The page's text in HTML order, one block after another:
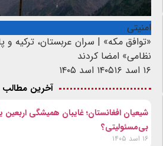
امنیتی
«توافق مکه» | سران عربستان، ترکیه و
نظامی» امضا کردند
۱۶ اسد ۱۴۰۵
۱۶ اسد ۱۴۰۵
آخرین مطالب
شیعیان افغانستان؛ غایبان همیشگی
بی‌مسئولیتی؟
۱۶ اسد ۱۴۰۵